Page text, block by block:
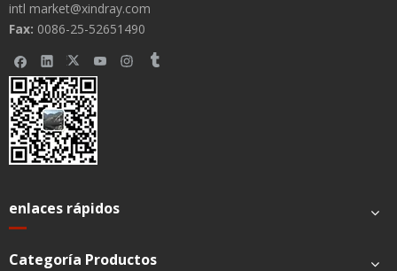
intl market@xindray.com
Fax: 0086-25-52651490
enlaces rápidos
Categoría Productos